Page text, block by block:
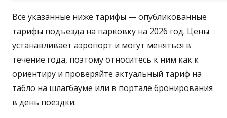
Все указанные ниже тарифы — опубликованные
тарифы подъезда на парковку на 2026 год. Цены
устанавливает аэропорт и могут меняться в
течение года, поэтому относитесь к ним как к
ориентиру и проверяйте актуальный тариф на
табло на шлагбауме или в портале бронирования
в день поездки.